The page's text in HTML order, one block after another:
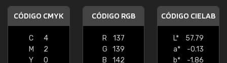
CÓDIGO CMYK
C
4
M
2
Y
0
CÓDIGO RGB
R
137
G
139
B
142
CÓDIGO CIELAB
L*
57.79
a*
-0.13
b*
-1.86